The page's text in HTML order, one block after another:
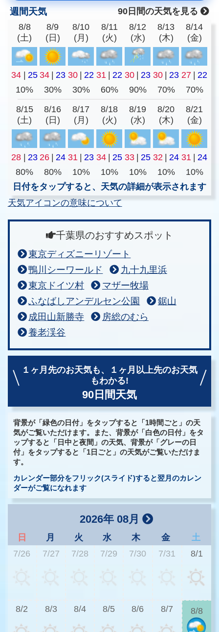
週間天気
90日間の天気を見る
8/8
(土)
8/9
(日)
8/10
(月)
8/11
(火)
8/12
(水)
8/13
(木)
8/14
(金)
34 | 25 34 | 23 30 | 22 31 | 22 30 | 23 30 | 23 27 | 22
10%
30% 30% 60% 90% 70% 70%
8/15
(土)
8/16
(日)
8/17
(月)
8/18
(火)
8/19
(水)
8/20
(木)
8/21
(金)
28 | 23 26 | 24 31 | 23 34 | 25 33 | 25 32 | 24 31 | 24
80%
80% 10% 10% 10% 10%
10%
日付をタップすると、天気の詳細が表示されます
天気アイコンの意味について
千葉県のおすすめスポット
東京ディズニーリゾート
鴨川シーワールド
九十九里浜
東京ドイツ村
マザー牧場
ふなばしアンデルセン公園
鋸山
成田山新勝寺
房総のむら
養老渓谷
１ヶ月先のお天気も、
１ヶ月以上先のお天気
もわかる!
90日間天気
背景が「緑色の日付」をタップすると「1時間ごと」の天
気がご覧いただけます。また、背景が「白色の日付」をタ
ップすると「日中と夜間」の天気、背景が「グレーの日
付」をタップすると「1日ごと」の天気がご覧いただけま
す。
カレンダー部分をフリック(スライド)すると翌月のカレン
ダーがご覧になれます
2026年 08月
日 月 火 水 木 金
土
7/26
7/27 7/28 7/29 7/30 7/31 8/1
8/2 8/3 8/4 8/5 8/6 8/7 8/8